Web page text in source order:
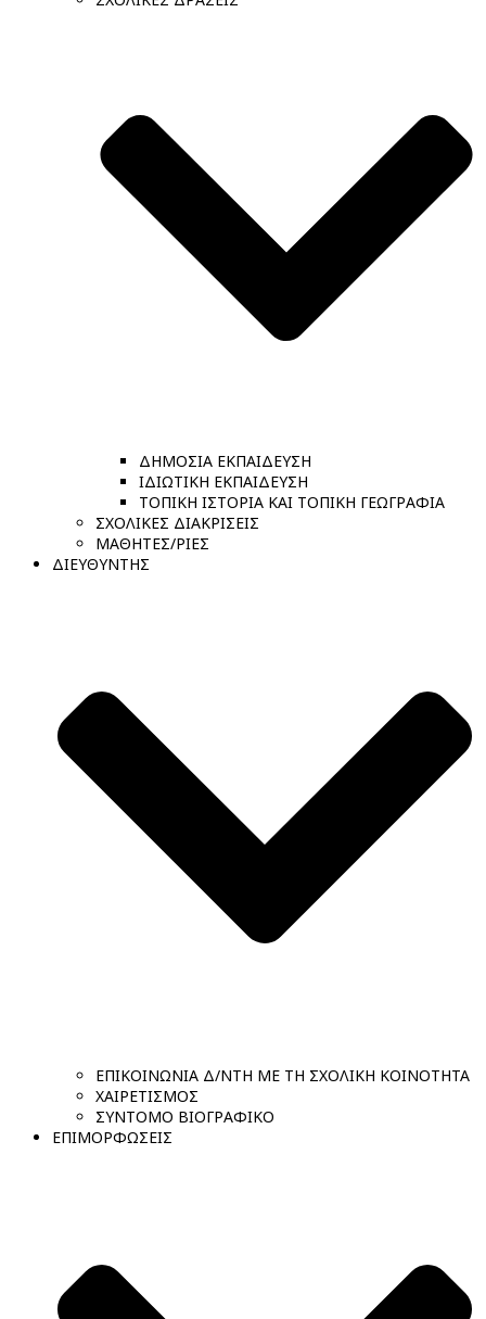
ΔΗΜΟΣΙΑ ΕΚΠΑΙΔΕΥΣΗ
ΙΔΙΩΤΙΚΗ ΕΚΠΑΙΔΕΥΣΗ
ΤΟΠΙΚΗ ΙΣΤΟΡΙΑ ΚΑΙ ΤΟΠΙΚΗ ΓΕΩΓΡΑΦΙΑ
ΣΧΟΛΙΚΕΣ ΔΙΑΚΡΙΣΕΙΣ
ΜΑΘΗΤΕΣ/ΡΙΕΣ
ΔΙΕΥΘΥΝΤΗΣ
ΕΠΙΚΟΙΝΩΝΙΑ Δ/ΝΤΗ ΜΕ ΤΗ ΣΧΟΛΙΚΗ ΚΟΙΝΟΤΗΤΑ
ΧΑΙΡΕΤΙΣΜΟΣ
ΣΥΝΤΟΜΟ ΒΙΟΓΡΑΦΙΚΟ
ΕΠΙΜΟΡΦΩΣΕΙΣ